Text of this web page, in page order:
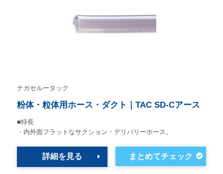
ナガセルータック
粉体・粒体用ホース・ダクト｜TAC SD-Cアース
■特長
・内外面フラットなサクション・デリバリーホース。
詳細を見る